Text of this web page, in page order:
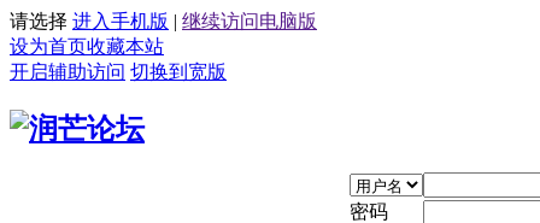
请选择 进入手机版 | 继续访问电脑版
设为首页收藏本站
开启辅助访问 切换到宽版
密码